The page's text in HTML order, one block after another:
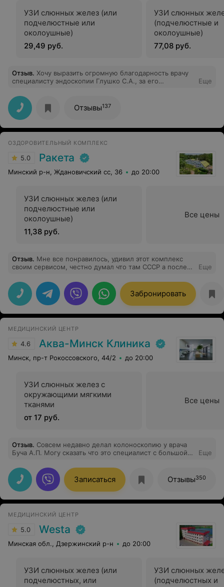
УЗИ слюнных желез (или
подчелюстные или
околоушные)
29,49 руб.
УЗИ слюнных
(подчелюстные и
околоушные)
77,08 руб.
Отзыв. Хочу выразить огромную благодарность врачу
специалисту эндоскопии Глушко С.А., за его
руки. Спасибо Ему огромное!!!
Еще
Отзывы137
ОЗДОРОВИТЕЛЬНЫЙ КОМПЛЕКС
5.0 Ракета
Минский р-н, Ждановичский сс, 36 до 20:00
УЗИ слюнных желез (или
подчелюстные или
околоушные)
11,38 руб.
Все цены
Отзыв. Мне все понравилось, удивил этот комплекс
своим сервисом, честно думал что там СССР а после
впечатления. Футбол, бассейн, баня, тренажерка,
оздоровление с проживанием. Рекомендую!
Еще
Забронировать
МЕДИЦИНСКИЙ ЦЕНТР
4.6 Аква-Минск Клиника
Минск, пр-т Рокоссовского, 44/2 до 20:00
УЗИ слюнных желез с
окружающими мягкими
тканями
от 17 руб.
Все цены
Отзыв. Совсем недавно делал колоноскопию у врача
Буча А.П. Могу сказать что это специалист с большой
всей процедуры 3 Аккуратность проведения
процедуры Ещё раз повторюсь это проффесионал
своего дела с большой буквы. Большое вам спасибо
Алексей.
Еще
Записаться Отзывы350
МЕДИЦИНСКИЙ ЦЕНТР
5.0 Westa
Минская обл., Дзержинский р-н до 20:00
УЗИ слюнных желез (или
подчелюстных, или
УЗИ слюнных
(подчелюстных и